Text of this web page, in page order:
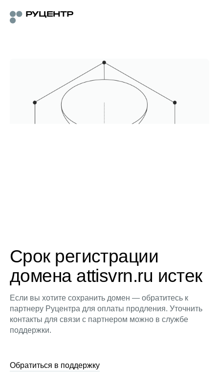
Срок регистрации
домена attisvrn.ru истек
Если вы хотите сохранить домен — обратитесь к
партнеру Руцентра для оплаты продления. Уточнить
контакты для связи с партнером можно в службе
поддержки.
Обратиться в поддержку